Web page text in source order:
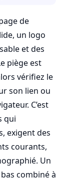
de
un logo
et des
piège est
vérifiez le
son lien ou
C’est
qui
exigent des
courants,
Un
combiné à